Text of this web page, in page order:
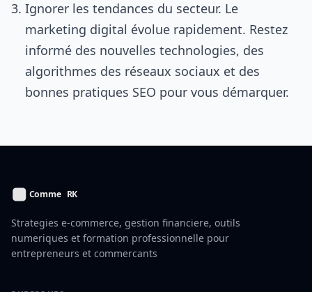
Ignorer les tendances du secteur. Le
marketing digital évolue rapidement. Restez
informé des nouvelles technologies, des
algorithmes des réseaux sociaux et des
bonnes pratiques SEO pour vous démarquer.
Strategies e-commerce, gestion financiere, outils
numeriques et formation professionnelle pour
entrepreneurs et commercants